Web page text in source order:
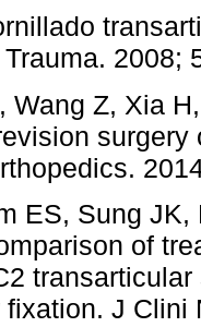
2008;
Wang Z, Xia
ES, Sung
of
fixation. J